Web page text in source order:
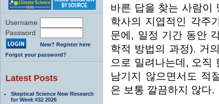
Username
Password
New? Register here
Forgot your password?
Latest Posts
Skeptical Science New Research
for Week #32 2026
바른 답을 찾는 사람이
학사의 지엽적인 각주
문에, 일정 기간 동안
학적 방법의 과정). 거
으로 밀려나는데, 오직
남기지 않으면서도 적
은 보통 깔끔하지 않다.